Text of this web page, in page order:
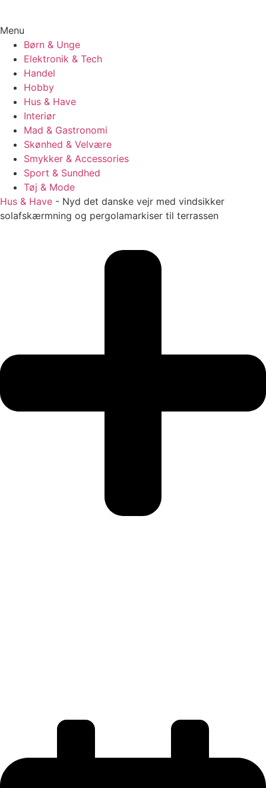
Menu
Børn & Unge
Elektronik & Tech
Handel
Hobby
Hus & Have
Interiør
Mad & Gastronomi
Skønhed & Velvære
Smykker & Accessories
Sport & Sundhed
Tøj & Mode
Hus & Have - Nyd det danske vejr med vindsikker
solafskærmning og pergolamarkiser til terrassen